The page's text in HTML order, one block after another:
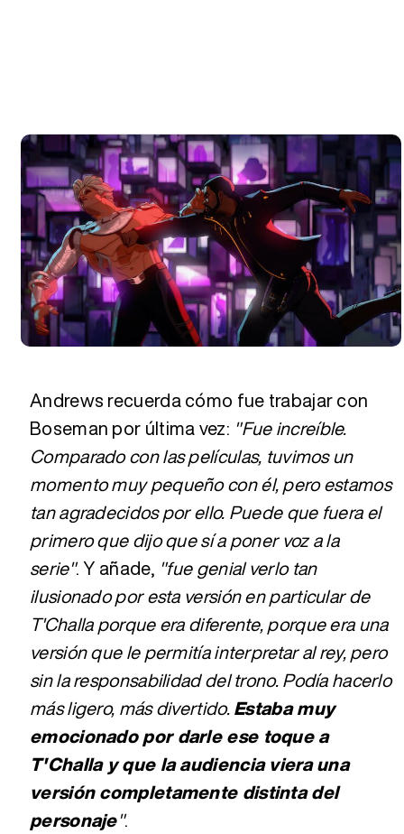
Andrews recuerda cómo fue trabajar con
Boseman por última vez: "Fue increíble.
Comparado con las películas, tuvimos un
momento muy pequeño con él, pero estamos
tan agradecidos por ello. Puede que fuera el
primero que dijo que sí a poner voz a la
serie". Y añade, "fue genial verlo tan
ilusionado por esta versión en particular de
T'Challa porque era diferente, porque era una
versión que le permitía interpretar al rey, pero
sin la responsabilidad del trono. Podía hacerlo
más ligero, más divertido.Estaba muy
emocionado por darle ese toque a
T'Challa y que la audiencia viera una
versión completamente distinta del
personaje".